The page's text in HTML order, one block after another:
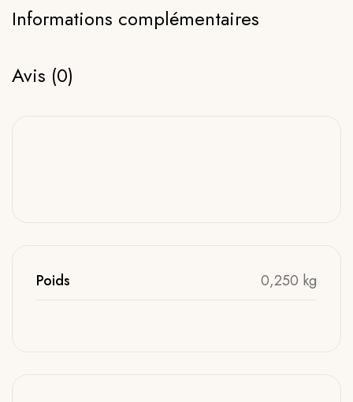
Informations complémentaires
Avis (0)
Poids 0,250 kg